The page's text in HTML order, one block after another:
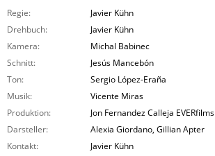
Regie:
Javier Kühn
Drehbuch:
Javier Kühn
Kamera:
Michal Babinec
Schnitt:
Jesús Mancebón
Ton:
Sergio López-Eraña
Musik:
Vicente Miras
Produktion:
Jon Fernandez Calleja EVERfilms
Darsteller:
Alexia Giordano, Gillian Apter
Kontakt:
Javier Kühn